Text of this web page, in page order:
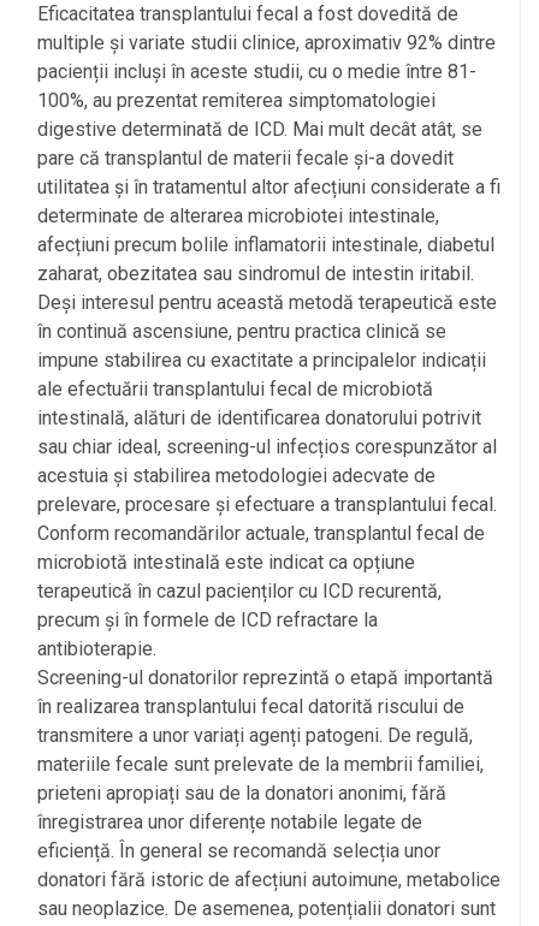
Eficacitatea transplantului fecal a fost dovedită de
multiple și variate studii clinice, aproximativ 92% dintre
pacienții incluși în aceste studii, cu o medie între 81-
100%, au prezentat remiterea simptomatologiei
digestive determinată de ICD. Mai mult decât atât, se
pare că transplantul de materii fecale și-a dovedit
utilitatea și în tratamentul altor afecțiuni considerate a fi
determinate de alterarea microbiotei intestinale,
afecțiuni precum bolile inflamatorii intestinale, diabetul
zaharat, obezitatea sau sindromul de intestin iritabil.
Deși interesul pentru această metodă terapeutică este
în continuă ascensiune, pentru practica clinică se
impune stabilirea cu exactitate a principalelor indicații
ale efectuării transplantului fecal de microbiotă
intestinală, alături de identificarea donatorului potrivit
sau chiar ideal, screening-ul infecțios corespunzător al
acestuia și stabilirea metodologiei adecvate de
prelevare, procesare și efectuare a transplantului fecal.
Conform recomandărilor actuale, transplantul fecal de
microbiotă intestinală este indicat ca opțiune
terapeutică în cazul pacienților cu ICD recurentă,
precum și în formele de ICD refractare la
antibioterapie.
Screening-ul donatorilor reprezintă o etapă importantă
în realizarea transplantului fecal datorită riscului de
transmitere a unor variați agenți patogeni. De regulă,
materiile fecale sunt prelevate de la membrii familiei,
prieteni apropiați sau de la donatori anonimi, fără
înregistrarea unor diferențe notabile legate de
eficiență. În general se recomandă selecția unor
donatori fără istoric de afecțiuni autoimune, metabolice
sau neoplazice. De asemenea, potențialii donatori sunt